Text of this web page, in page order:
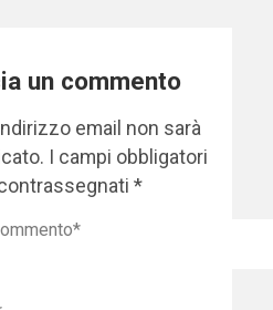
un commento
email non sarà
I campi obbligatori
*